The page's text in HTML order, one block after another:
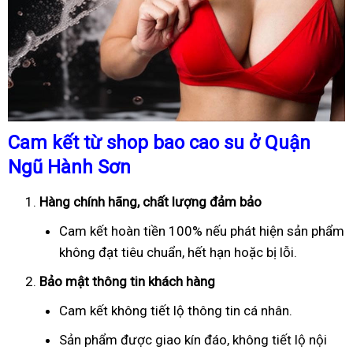
Cam kết từ shop bao cao su ở Quận
Ngũ Hành Sơn
Hàng chính hãng, chất lượng đảm bảo
Cam kết hoàn tiền 100% nếu phát hiện sản phẩm
không đạt tiêu chuẩn, hết hạn hoặc bị lỗi.
Bảo mật thông tin khách hàng
Cam kết không tiết lộ thông tin cá nhân.
Sản phẩm được giao kín đáo, không tiết lộ nội